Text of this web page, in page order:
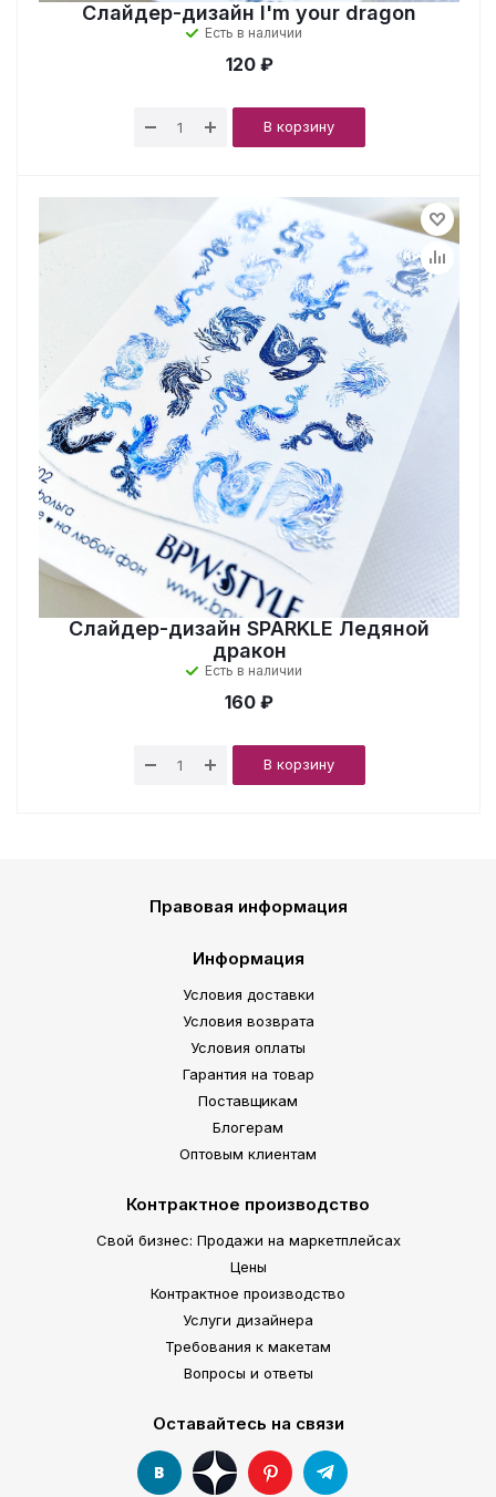
Слайдер-дизайн I'm your dragon
Есть в наличии
120 ₽
В корзину
Слайдер-дизайн SPARKLE Ледяной
дракон
Есть в наличии
160 ₽
В корзину
Правовая информация
Информация
Условия доставки
Условия возврата
Условия оплаты
Гарантия на товар
Поставщикам
Блогерам
Оптовым клиентам
Контрактное производство
Свой бизнес: Продажи на маркетплейсах
Цены
Контрактное производство
Услуги дизайнера
Требования к макетам
Вопросы и ответы
Оставайтесь на связи